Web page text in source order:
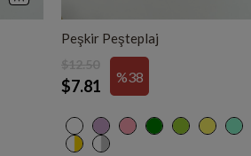
Peşkir Peşteplaj
$7.81
$12.50
%38